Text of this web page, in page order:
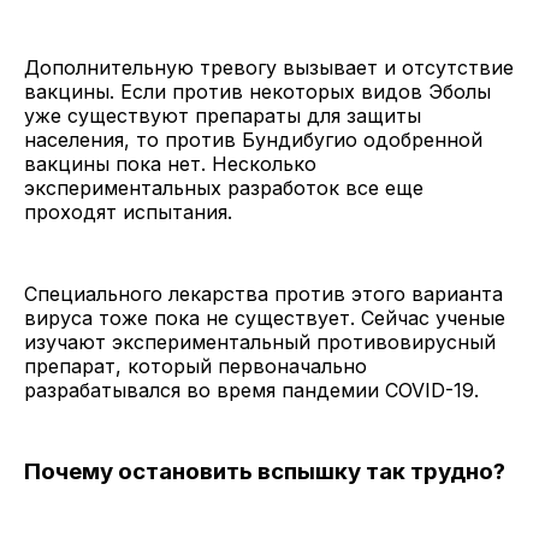
Дополнительную тревогу вызывает и отсутствие
вакцины. Если против некоторых видов Эболы
уже существуют препараты для защиты
населения, то против Бундибугио одобренной
вакцины пока нет. Несколько
экспериментальных разработок все еще
проходят испытания.
Специального лекарства против этого варианта
вируса тоже пока не существует. Сейчас ученые
изучают экспериментальный противовирусный
препарат, который первоначально
разрабатывался во время пандемии COVID-19.
Почему остановить вспышку так трудно?